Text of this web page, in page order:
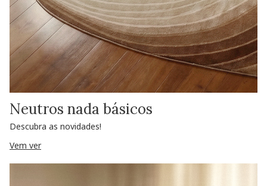
Neutros nada básicos
Descubra as novidades!
Vem ver